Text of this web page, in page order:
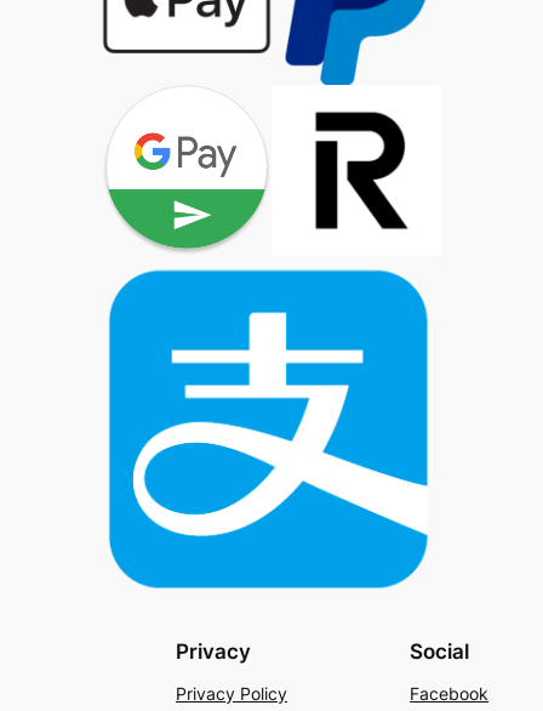
Privacy
Privacy Policy
Social
Facebook